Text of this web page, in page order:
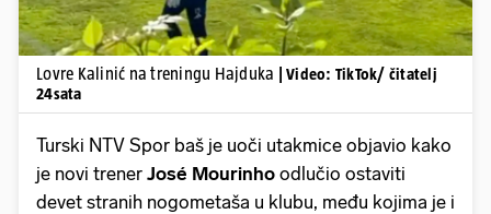
Lovre Kalinić na treningu Hajduka
| Video: TikTok/ čitatelj
24sata
Turski NTV Spor baš je uoči utakmice objavio kako
je novi trener José Mourinho odlučio ostaviti
devet stranih nogometaša u klubu, među kojima je i